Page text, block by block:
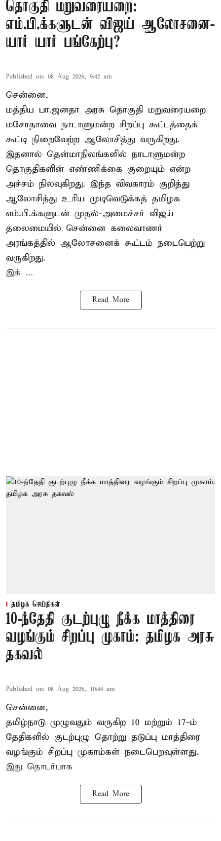
தொகுதி மறுவரையறை:
எம்.பி.க்களுடன் விஜய் ஆலோசனை-
யார் யார் பங்கேற்பு?
Published on: 08 Aug 2026, 9:42 am
சென்னை,
மத்திய பா.ஜனதா அரசு தொகுதி மறுவரையறை
மசோதாவை நாடாளுமன்ற சிறப்பு கூட்டத்தைக்
கூட்டி நிறைவேற்ற ஆலோசித்து வருகிறது.
இதனால் தென்மாநிலங்களில் நாடாளுமன்ற
தொகுதிகளின் எண்ணிக்கை குறையும் என்ற
அச்சம் நிலவுகிறது. இந்த விவகாரம் குறித்து
ஆலோசித்து உரிய முடிவெடுக்கத் தமிழக
எம்.பி.க்களுடன் முதல்-அமைச்சர் விஜய்
தலைமையில் சென்னை கலைவாணர்
அரங்கத்தில் ஆலோசனைக் கூட்டம் நடைபெற்று
வருகிறது.
இக் ...
Read More
தமிழக செய்திகள்
10-ந்தேதி குடற்புழு நீக்க மாத்திரை
வழங்கும் சிறப்பு முகாம்: தமிழக அரசு
தகவல்
Published on: 08 Aug 2026, 10:44 am
சென்னை,
தமிழ்நாடு முழுவதும் வருகிற 10 மற்றும் 17-ம்
தேதிகளில் குடற்புழு தொற்று தடுப்பு மாத்திரை
வழங்கும் சிறப்பு முகாம்கள் நடைபெறவுள்ளது.
இது தொடர்பாக
Read More